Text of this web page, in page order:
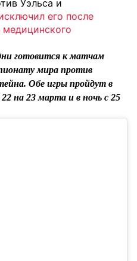
Уэльса и
его после
готовится к матчам
мира против
Обе игры пройдут в
на 23 марта и в ночь с 25